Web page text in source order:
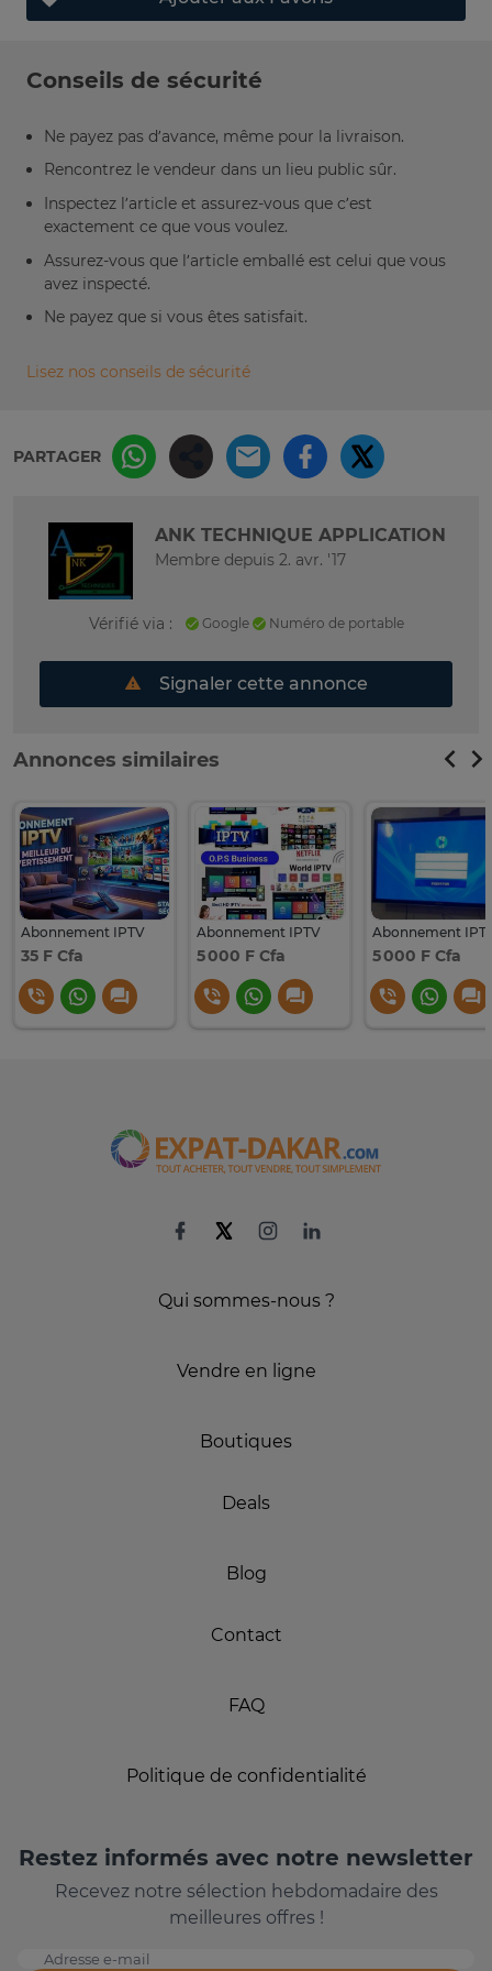
Conseils de sécurité
Ne payez pas d’avance, même pour la livraison.
Rencontrez le vendeur dans un lieu public sûr.
Inspectez l’article et assurez-vous que c’est
exactement ce que vous voulez.
Assurez-vous que l’article emballé est celui que vous
avez inspecté.
Ne payez que si vous êtes satisfait.
Lisez nos conseils de sécurité
PARTAGER
ANK TECHNIQUE APPLICATION
Membre depuis 2. avr. '17
Vérifié via : Google Numéro de portable
Signaler cette annonce
Annonces similaires
Abonnement IPTV
35 F Cfa
Abonnement IPTV
5 000 F Cfa
Abonnement
5 000 F Cfa
Qui sommes-nous ?
Vendre en ligne
Boutiques
Deals
Blog
Contact
FAQ
Politique de confidentialité
Restez informés avec notre newsletter
Recevez notre sélection hebdomadaire des
meilleures offres !
Adresse e-mail